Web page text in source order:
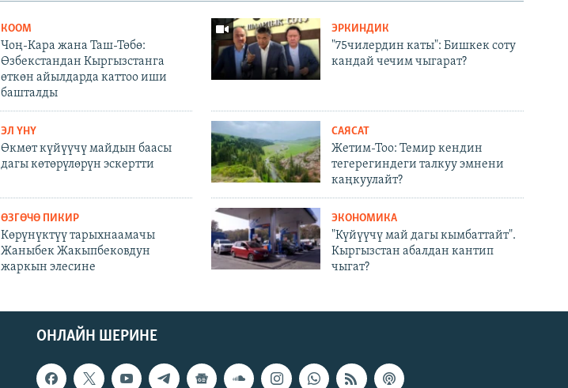
КООМ
Чоң-Кара жана Таш-Төбө:
Өзбекстандан Кыргызстанга
өткөн айылдарда каттоо иши
башталды
ЭРКИНДИК
"75чилердин каты": Бишкек соту
кандай чечим чыгарат?
ЭЛ ҮНҮ
Өкмөт күйүүчү майдын баасы
дагы көтөрүлөрүн эскертти
САЯСАТ
Жетим-Тоо: Темир кендин
тегерегиндеги талкуу эмнени
каңкуулайт?
ӨЗГӨЧӨ ПИКИР
Көрүнүктүү тарыхнаамачы
Жаныбек Жакыпбековдун
жаркын элесине
ЭКОНОМИКА
"Күйүүчү май дагы кымбаттайт".
Кыргызстан абалдан кантип
чыгат?
ОНЛАЙН ШЕРИНЕ